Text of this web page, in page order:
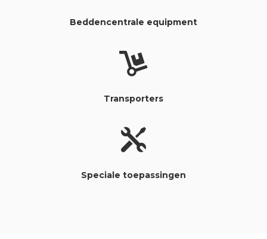
Beddencentrale equipment

Transporters

Speciale toepassingen